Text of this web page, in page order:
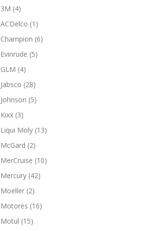
3M (4)
ACDelco (1)
Champion (6)
Evinrude (5)
GLM (4)
Jabsco (28)
Johnson (5)
Kixx (3)
Liqui Moly (13)
McGard (2)
MerCruise (10)
Mercury (42)
Moeller (2)
Motores (16)
Motul (15)